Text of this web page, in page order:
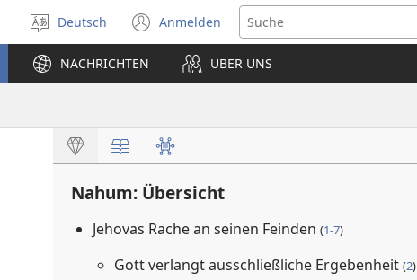
Sprache
auswählen
Deutsch Anmelden
(öffnet
neues
Fenster)
NACHRICHTEN ÜBER UNS
Nahum: Übersicht
Jehovas Rache an seinen Feinden (1-7)
Gott verlangt ausschließliche Ergebenheit (2)